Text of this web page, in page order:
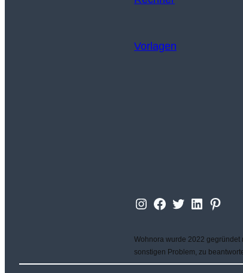
Vorlagen
Instagram
Facebook
Twitter
LinkedIn
Wohnora wurde 2022
sonstigen Problem, zu